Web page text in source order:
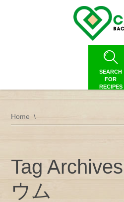
SEARCH
FOR
RECIPES
Home
Tag
ウム